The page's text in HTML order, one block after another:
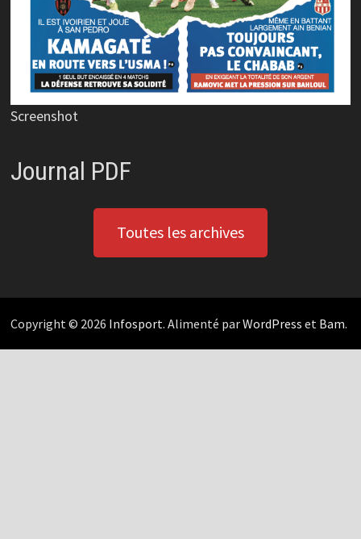
Screenshot
Journal PDF
Toutes les archives
Copyright © 2026 Infosport. Alimenté parWordPress et Bam.